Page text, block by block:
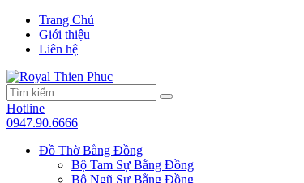
Trang Chủ
Giới thiệu
Liên hệ
Hotline
0947.90.6666
Đồ Thờ Bằng Đồng
Bộ Tam Sự Bằng Đồng
Bộ Ngũ Sự Bằng Đồng